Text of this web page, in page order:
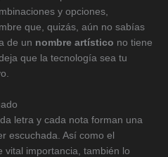
y opciones,
que, quizás, aún no sabías
de un nombre artístico no tiene
que la tecnología sea tu
letra y cada nota forman una
escuchada. Así como el
vital importancia, también lo